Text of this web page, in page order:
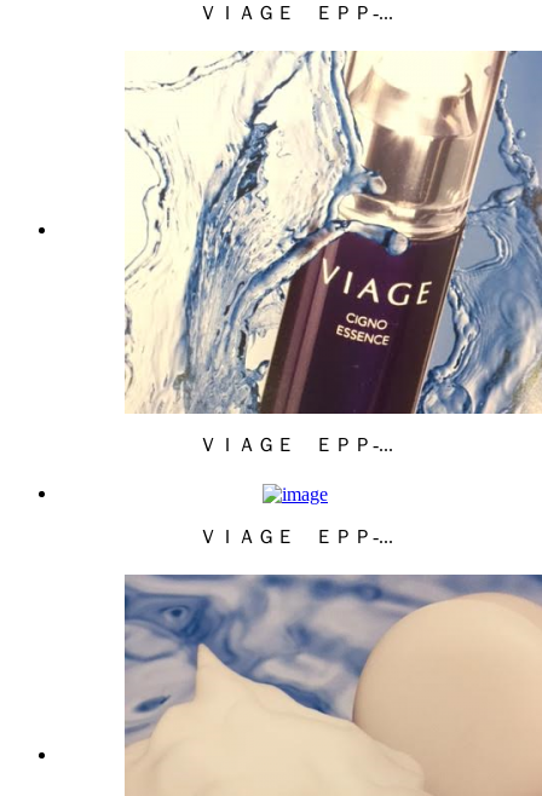
ＶＩＡＧＥ ＥＰＰ-...
ＶＩＡＧＥ ＥＰＰ-...
ＶＩＡＧＥ ＥＰＰ-...